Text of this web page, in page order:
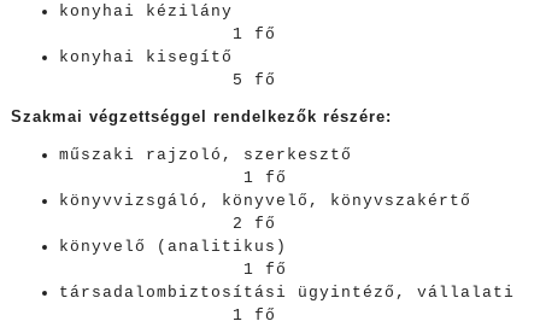
konyhai kézilány
1 fő
konyhai kisegítő
5 fő
Szakmai végzettséggel rendelkezők részére:
műszaki rajzoló, szerkesztő
1 fő
könyvvizsgáló, könyvelő, könyvszakértő
2 fő
könyvelő (analitikus)
1 fő
társadalombiztosítási ügyintéző, vállalati
1 fő